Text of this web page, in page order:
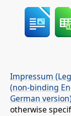
Impressum
(non-binding
German version)
otherwise